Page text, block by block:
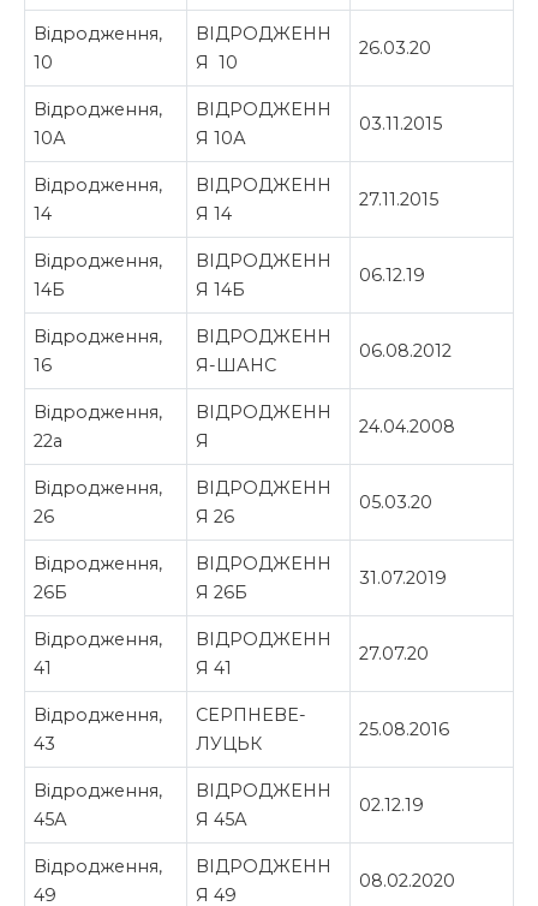
Відродження,
10
ВІДРОДЖЕНН
Я 10
26.03.20
Відродження,
10А
ВІДРОДЖЕНН
Я 10А
03.11.2015
Відродження,
14
ВІДРОДЖЕНН
Я 14
27.11.2015
Відродження,
14Б
ВІДРОДЖЕНН
Я 14Б
06.12.19
Відродження,
16
ВІДРОДЖЕНН
Я-ШАНС
06.08.2012
Відродження,
22а
ВІДРОДЖЕНН
Я
24.04.2008
Відродження,
26
ВІДРОДЖЕНН
Я 26
05.03.20
Відродження,
26Б
ВІДРОДЖЕНН
Я 26Б
31.07.2019
Відродження,
41
ВІДРОДЖЕНН
Я 41
27.07.20
Відродження,
43
СЕРПНЕВЕ-
ЛУЦЬК
25.08.2016
Відродження,
45А
ВІДРОДЖЕНН
Я 45А
02.12.19
Відродження,
49
ВІДРОДЖЕНН
Я 49
08.02.2020